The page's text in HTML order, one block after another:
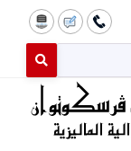
for results.